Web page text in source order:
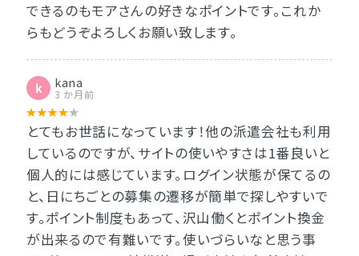
できるのもモアさんの好きなポイントです。これか
らもどうぞよろしくお願い致します。
k kana
3 か月前
とてもお世話になっています！他の派遣会社も利用
しているのですが、サイトの使いやすさは1番良いと
個人的には感じています。ログイン状態が保てるの
と、日にちごとの募集の遷移が簡単で探しやすいで
す。ポイント制度もあって、沢山働くとポイント換金
が出来るので有難いです。使いづらいなと思う事